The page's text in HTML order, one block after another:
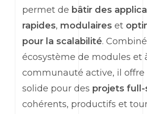
permet de bâtir des
rapides, modulaires et
pour la scalabilité.
écosystème de modules et
communauté active, il offre
solide pour des projets full-
cohérents, productifs et